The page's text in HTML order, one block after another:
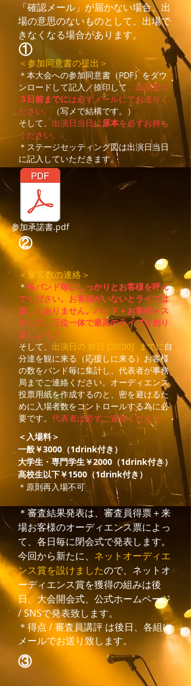
「確認メール」が届かない場合、出
場の意思のないものとして、出場で
きなくなる場合があります。
①
＜参加同意書の提出＞
＊本大会への参加同意書（PDF）をダウ
ンロードして記入／捺印して、出演日の
３日前までには必ずメールにてお送りく
ださい。 （写メで結構です。）
そして、出演日当日に原本を必ずお持ち
ください。
＊ステージセッティング図は出演日当日
に記入していただきます。
参加承諾書.pdf
②
＜集客数の連絡＞
＊ 各バンド毎にしっかりとお客様を呼ん
でください。お客様がいないとライブは
楽しくありません。バンド＋お客様＋ス
タッフ。三位一体で最高のライブを創り
ましょう！
そして、 出演日の 前日 [20:00] までに 自
分達を観に来る（応援しに来る）お客様
の数をバンド毎に集計し、代表者が事務
局までご連絡ください。オーディエンス
投票用紙を作成するのと、密を避けるた
めに入場者数をコントロールする為に必
要です。 代表者は必ずご連絡ください。​
＜入場料＞
一般￥3000（1drink付き）
大学生・専門学生￥2000 （1drink付き）
高校生以下￥1500 （1drink付き）
＊原則再入場不可​
​＊審査結果発表は、審査員得票＋来
場お客様のオーディエンス票によっ
て、各日毎に閉会式で発表します。
今回から新たに、 ネットオーディエ
ンス賞を設けましたので、ネットオ
ーディエンス賞を獲得の組みは後
日、大会開会式、公式ホームページ
/ SNSで発表致します。
＊得点 / 審査員講評 は後日、各組に
メールでお送り致します。
③